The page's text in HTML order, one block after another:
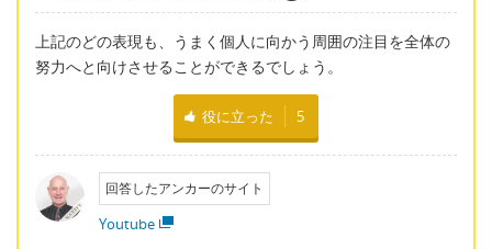
上記のどの表現も、うまく個人に向かう周囲の注目を全体の
努力へと向けさせることができるでしょう。
役に立った 5
回答したアンカーのサイト
Youtube